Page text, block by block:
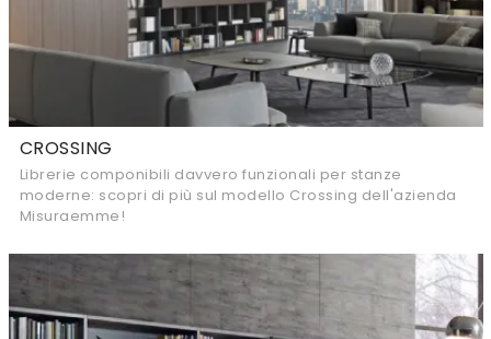
CROSSING
Librerie componibili davvero funzionali per stanze
moderne: scopri di più sul modello Crossing dell'azienda
Misuraemme!